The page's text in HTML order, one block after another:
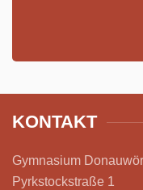
KONTAKT
Gymnasium
Pyrkstockstraße 1